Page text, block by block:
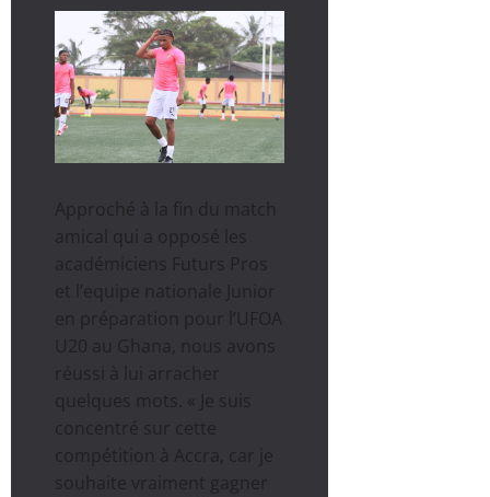
Approché à la fin du match
amical qui a opposé les
académiciens Futurs Pros
et l’equipe nationale Junior
en préparation pour l’UFOA
U20 au Ghana, nous avons
réussi à lui arracher
quelques mots. « Je suis
concentré sur cette
compétition à Accra, car je
souhaite vraiment gagner